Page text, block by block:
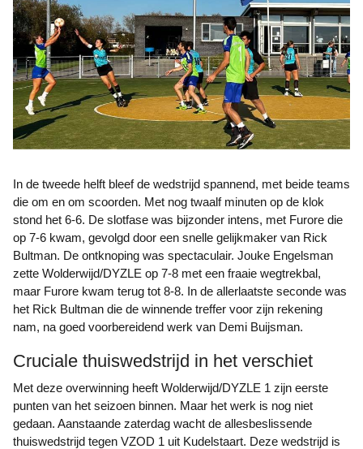
In de tweede helft bleef de wedstrijd spannend, met beide teams
die om en om scoorden. Met nog twaalf minuten op de klok
stond het 6-6. De slotfase was bijzonder intens, met Furore die
op 7-6 kwam, gevolgd door een snelle gelijkmaker van Rick
Bultman. De ontknoping was spectaculair. Jouke Engelsman
zette Wolderwijd/DYZLE op 7-8 met een fraaie wegtrekbal,
maar Furore kwam terug tot 8-8. In de allerlaatste seconde was
het Rick Bultman die de winnende treffer voor zijn rekening
nam, na goed voorbereidend werk van Demi Buijsman.
Cruciale thuiswedstrijd in het verschiet
Met deze overwinning heeft Wolderwijd/DYZLE 1 zijn eerste
punten van het seizoen binnen. Maar het werk is nog niet
gedaan. Aanstaande zaterdag wacht de allesbeslissende
thuiswedstrijd tegen VZOD 1 uit Kudelstaart. Deze wedstrijd is